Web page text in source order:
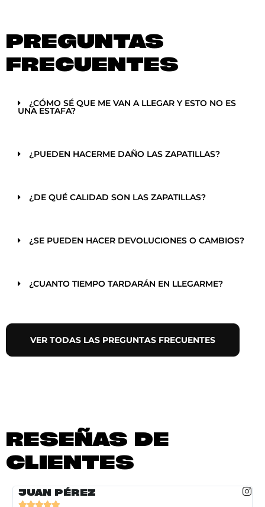
PREGUNTAS
FRECUENTES
¿CÓMO SÉ QUE ME VAN A LLEGAR Y ESTO NO ES
UNA ESTAFA?
¿PUEDEN HACERME DAÑO LAS ZAPATILLAS?
¿DE QUÉ CALIDAD SON LAS ZAPATILLAS?
¿SE PUEDEN HACER DEVOLUCIONES O CAMBIOS?
¿CUANTO TIEMPO TARDARÁN EN LLEGARME?
VER TODAS LAS PREGUNTAS FRECUENTES
RESEÑAS DE
CLIENTES
JUAN PÉREZ
